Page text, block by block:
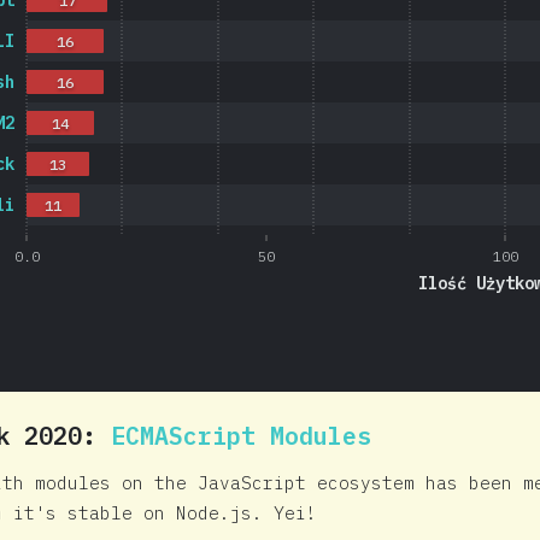
0.0 50 100
Ilość
11
13
14
16
16
2020: ECMAScript Modules
modules on the JavaScript ecosystem has been
it's stable on Node.js. Yei!